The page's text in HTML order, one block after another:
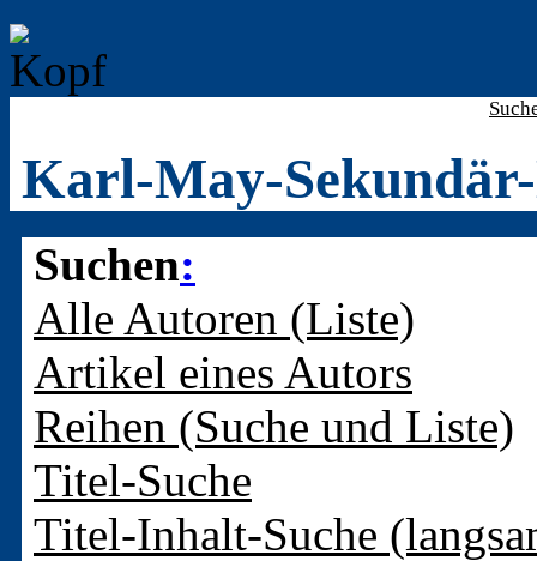
Karl-May-
Suchen:
Alle Autoren (Liste)
Artikel eines Autors
Reihen (Suche und Liste)
Titel-Suche
Titel-Inhalt-Suche